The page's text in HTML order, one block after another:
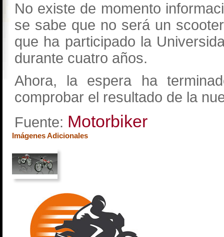
No existe de momento
se sabe que no será un
que ha participado la
durante cuatro años.
Ahora, la espera ha
comprobar el resultado de la
Fuente: Motorbiker
Imágenes Adicionales